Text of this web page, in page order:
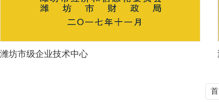
潍坊市级企业技术中心